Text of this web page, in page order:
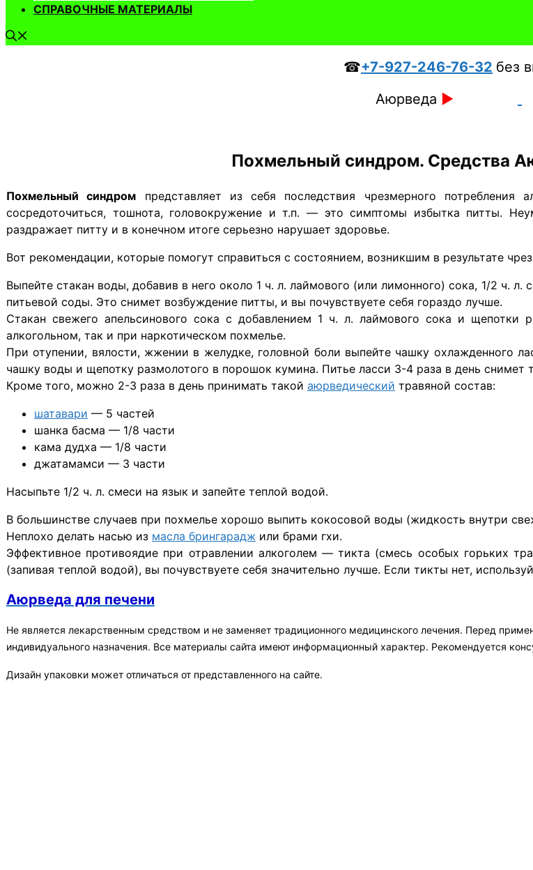
СПРАВОЧНЫЕ МАТЕРИАЛЫ
☎+7-927-246-76-32 без
Аюрведа ►
Похмельный синдром. Средства
Похмельный синдром представляет из себя последствия чрезмерного потребления
сосредоточиться, тошнота, головокружение и т.п. — это симптомы избытка питты.
раздражает питту и в конечном итоге серьезно нарушает здоровье.
Вот рекомендации, которые помогут справиться с состоянием, возникшим в результате
Выпейте стакан воды, добавив в него около 1 ч. л. лаймового (или лимонного) сока, 1/2 ч. л.
питьевой соды. Это снимет возбуждение питты, и вы почувствуете себя гораздо лучше.
Стакан свежего апельсинового сока с добавлением 1 ч. л. лаймового сока и
алкогольном, так и при наркотическом похмелье.
При отупении, вялости, жжении в желудке, головной боли выпейте чашку охлажденного
чашку воды и щепотку размолотого в порошок кумина. Питье ласси 3-4 раза в день снимет
Кроме того, можно 2-3 раза в день принимать такой аюрведический травяной состав:
шатавари — 5 частей
шанка басма — 1/8 части
кама дудха — 1/8 части
джатамамси — 3 части
Насыпьте 1/2 ч. л. смеси на язык и запейте теплой водой.
В большинстве случаев при похмелье хорошо выпить кокосовой воды (жидкость внутри
Неплохо делать насью из масла брингарадж или брами гхи.
Эффективное противоядие при отравлении алкоголем — тикта (смесь особых горьких
(запивая теплой водой), вы почувствуете себя значительно лучше. Если тикты нет,
Аюрведа для печени
Не является лекарственным средством и не заменяет традиционного медицинского лечения. Перед
индивидуального назначения. Все материалы сайта имеют информационный характер. Рекомендуется
Дизайн упаковки может отличаться от представленного на сайте.